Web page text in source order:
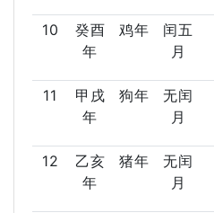
10
癸酉
年
鸡年
闰五
月
11
甲戌
年
狗年
无闰
月
12
乙亥
年
猪年
无闰
月